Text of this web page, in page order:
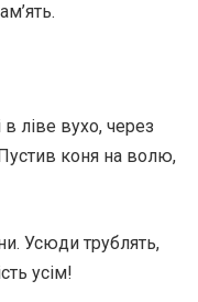
в ліве вухо, через
коня на волю,
Усюди трублять,
усім!